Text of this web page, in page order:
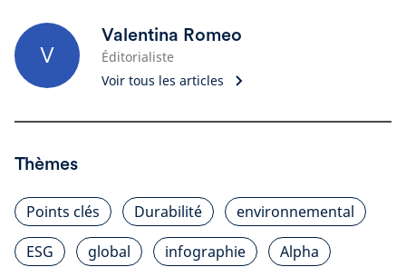
V
Valentina Romeo
Éditorialiste
Voir tous les articles
Thèmes
Points clés Durabilité
environnemental
ESG
global infographie
Alpha